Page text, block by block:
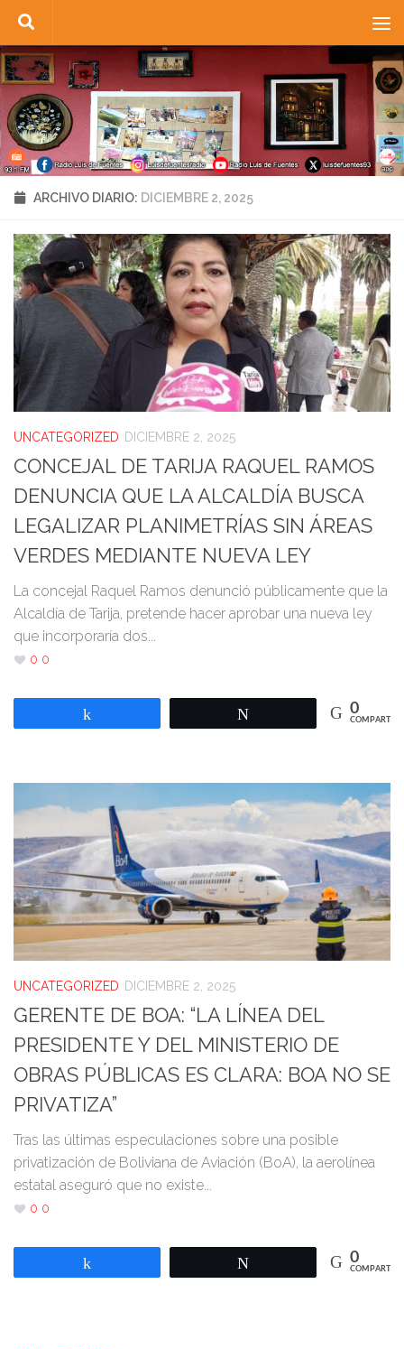
Saltar al contenido
ARCHIVO DIARIO: DICIEMBRE 2, 2025
UNCATEGORIZED DICIEMBRE 2, 2025
CONCEJAL DE TARIJA RAQUEL RAMOS
DENUNCIA QUE LA ALCALDÍA BUSCA
LEGALIZAR PLANIMETRÍAS SIN ÁREAS
VERDES MEDIANTE NUEVA LEY
La concejal Raquel Ramos denunció públicamente que la
Alcaldía de Tarija, pretende hacer aprobar una nueva ley
que incorporaría dos...
0 0
0
COMPARTIR
UNCATEGORIZED DICIEMBRE 2, 2025
GERENTE DE BOA: “LA LÍNEA DEL
PRESIDENTE Y DEL MINISTERIO DE
OBRAS PÚBLICAS ES CLARA: BOA NO SE
PRIVATIZA”
Tras las últimas especulaciones sobre una posible
privatización de Boliviana de Aviación (BoA), la aerolínea
estatal aseguró que no existe...
0 0
0
COMPARTIR